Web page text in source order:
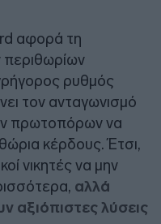
αφορά τη
περιθωρίων
ρυθμός
τον ανταγωνισμό
πρωτοπόρων να
κέρδους. Έτσι,
νικητές να μην
αλλά
αξιόπιστες λύσεις